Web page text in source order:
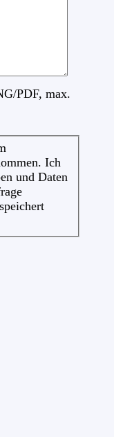
PDF, max.
Ich
und Daten